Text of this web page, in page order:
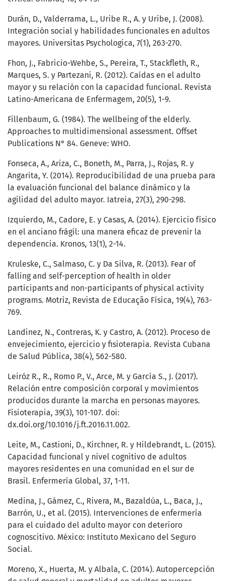
Durán, D., Valderrama, L., Uribe R., A. y Uribe, J. (2008).
Integración social y habilidades funcionales en adultos
mayores. Universitas Psychologica, 7(1), 263-270.
Fhon, J., Fabricio-Wehbe, S., Pereira, T., Stackfleth, R.,
Marques, S. y Partezani, R. (2012). Caídas en el adulto
mayor y su relación con la capacidad funcional. Revista
Latino-Americana de Enfermagem, 20(5), 1-9.
Fillenbaum, G. (1984). The wellbeing of the elderly.
Approaches to multidimensional assessment. Offset
Publications N° 84. Geneve: WHO.
Fonseca, A., Ariza, C., Boneth, M., Parra, J., Rojas, R. y
Angarita, Y. (2014). Reproducibilidad de una prueba para
la evaluación funcional del balance dinámico y la
agilidad del adulto mayor. Iatreia, 27(3), 290-298.
Izquierdo, M., Cadore, E. y Casas, A. (2014). Ejercicio físico
en el anciano frágil: una manera eficaz de prevenir la
dependencia. Kronos, 13(1), 2-14.
Kruleske, C., Salmaso, C. y Da Silva, R. (2013). Fear of
falling and self-perception of health in older
participants and non-participants of physical activity
programs. Motriz, Revista de Educação Física, 19(4), 763-
769.
Landinez, N., Contreras, K. y Castro, A. (2012). Proceso de
envejecimiento, ejercicio y fisioterapia. Revista Cubana
de Salud Pública, 38(4), 562-580.
Leiróz R., R., Romo P., V., Arce, M. y García S., J. (2017).
Relación entre composición corporal y movimientos
producidos durante la marcha en personas mayores.
Fisioterapia, 39(3), 101-107. doi:
dx.doi.org/10.1016/j.ft.2016.11.002.
Leite, M., Castioni, D., Kirchner, R. y Hildebrandt, L. (2015).
Capacidad funcional y nivel cognitivo de adultos
mayores residentes en una comunidad en el sur de
Brasil. Enfermería Global, 37, 1-11.
Medina, J., Gámez, C., Rivera, M., Bazaldúa, L., Baca, J.,
Barrón, U., et al. (2015). Intervenciones de enfermería
para el cuidado del adulto mayor con deterioro
cognoscitivo. México: Instituto Mexicano del Seguro
Social.
Moreno, X., Huerta, M. y Albala, C. (2014). Autopercepción